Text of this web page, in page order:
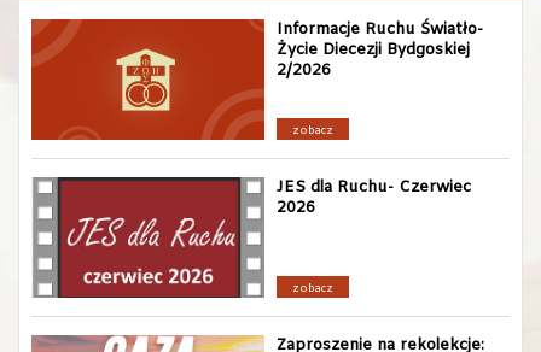
Informacje Ruchu Światło-
Życie Diecezji Bydgoskiej
2/2026
zobacz
JES dla Ruchu- Czerwiec
2026
zobacz
Zaproszenie na rekolekcje: